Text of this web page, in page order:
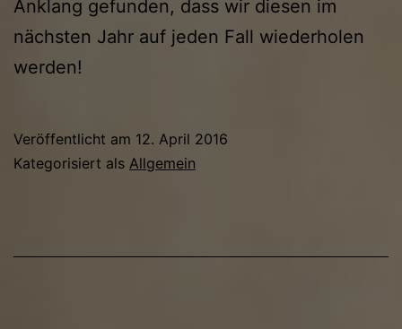
Anklang gefunden, dass wir diesen im
nächsten Jahr auf jeden Fall wiederholen
werden!
Veröffentlicht am 12. April 2016
Kategorisiert als Allgemein